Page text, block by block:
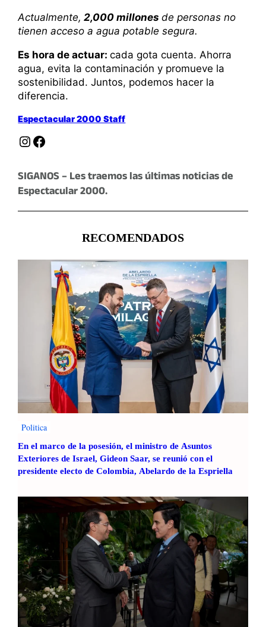
Actualmente, 2,000 millonesde personas no
tienen acceso a agua potable segura.
Es hora de actuar:cada gota cuenta. Ahorra
agua, evita la contaminación y promueve la
sostenibilidad. Juntos, podemos hacer la
diferencia.
Espectacular 2000 Staff
Instagram Facebook
SIGANOS – Les traemos las últimas noticias de
Espectacular 2000.
RECOMENDADOS
Politica
En el marco de la posesión, el ministro de Asuntos
Exteriores de Israel, Gideon Saar, se reunió con el
presidente electo de Colombia, Abelardo de la Espriella